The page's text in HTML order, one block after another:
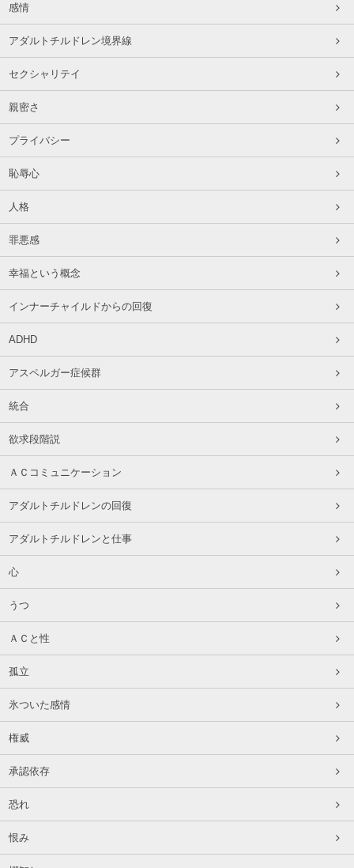
感情
アダルトチルドレン境界線
セクシャリテイ
親密さ
プライバシー
恥辱心
人格
罪悪感
幸福という概念
インナーチャイルドからの回復
ADHD
アスペルガー症候群
統合
欲求段階説
ＡＣコミュニケーション
アダルトチルドレンの回復
アダルトチルドレンと仕事
心
うつ
ＡＣと性
孤立
氷ついた感情
権威
承認依存
恐れ
恨み